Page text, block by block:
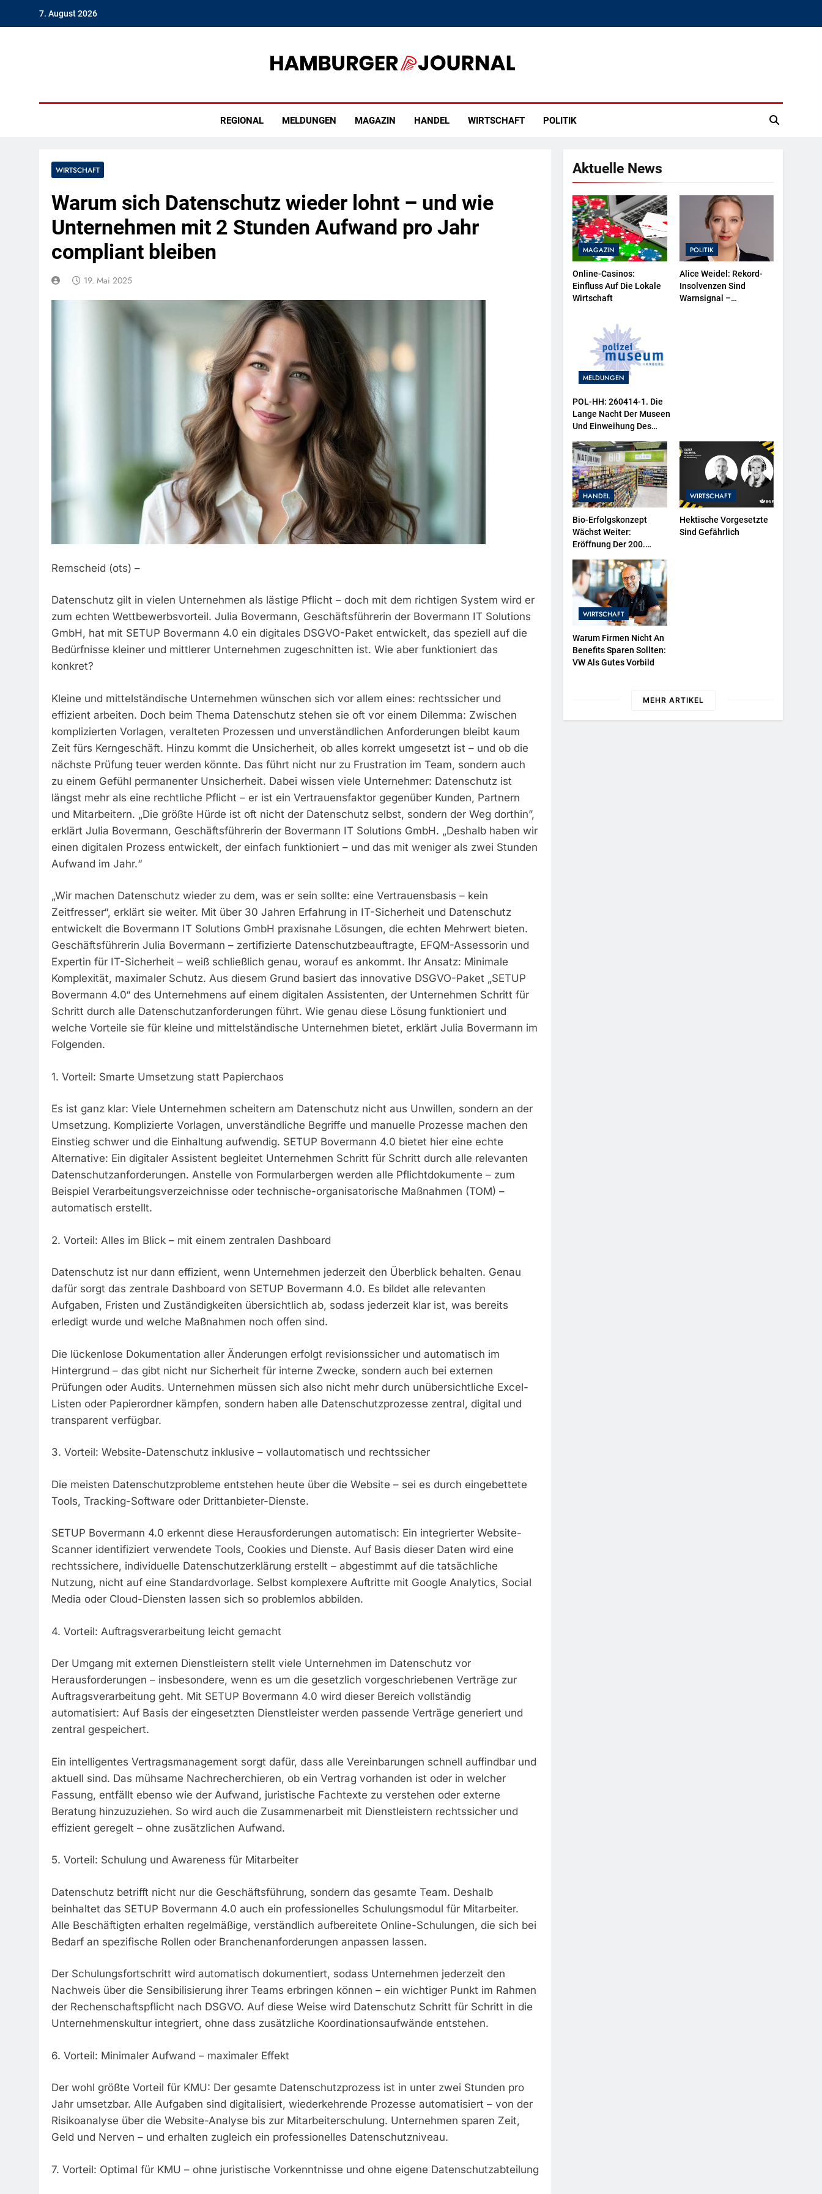
7. August 2026
REGIONAL MELDUNGEN MAGAZIN HANDEL WIRTSCHAFT POLITIK
WIRTSCHAFT
Warum sich Datenschutz wieder lohnt – und wie
Unternehmen mit 2 Stunden Aufwand pro Jahr
compliant bleiben
19. Mai 2025
Remscheid (ots) –
Datenschutz gilt in vielen Unternehmen als lästige Pflicht – doch mit dem richtigen System wird er
zum echten Wettbewerbsvorteil. Julia Bovermann, Geschäftsführerin der Bovermann IT Solutions
GmbH, hat mit SETUP Bovermann 4.0 ein digitales DSGVO-Paket entwickelt, das speziell auf die
Bedürfnisse kleiner und mittlerer Unternehmen zugeschnitten ist. Wie aber funktioniert das
konkret?
Kleine und mittelständische Unternehmen wünschen sich vor allem eines: rechtssicher und
effizient arbeiten. Doch beim Thema Datenschutz stehen sie oft vor einem Dilemma: Zwischen
komplizierten Vorlagen, veralteten Prozessen und unverständlichen Anforderungen bleibt kaum
Zeit fürs Kerngeschäft. Hinzu kommt die Unsicherheit, ob alles korrekt umgesetzt ist – und ob die
nächste Prüfung teuer werden könnte. Das führt nicht nur zu Frustration im Team, sondern auch
zu einem Gefühl permanenter Unsicherheit. Dabei wissen viele Unternehmer: Datenschutz ist
längst mehr als eine rechtliche Pflicht – er ist ein Vertrauensfaktor gegenüber Kunden, Partnern
und Mitarbeitern. „Die größte Hürde ist oft nicht der Datenschutz selbst, sondern der Weg dorthin”,
erklärt Julia Bovermann, Geschäftsführerin der Bovermann IT Solutions GmbH. „Deshalb haben wir
einen digitalen Prozess entwickelt, der einfach funktioniert – und das mit weniger als zwei Stunden
Aufwand im Jahr.“
„Wir machen Datenschutz wieder zu dem, was er sein sollte: eine Vertrauensbasis – kein
Zeitfresser“, erklärt sie weiter. Mit über 30 Jahren Erfahrung in IT-Sicherheit und Datenschutz
entwickelt die Bovermann IT Solutions GmbH praxisnahe Lösungen, die echten Mehrwert bieten.
Geschäftsführerin Julia Bovermann – zertifizierte Datenschutzbeauftragte, EFQM-Assessorin und
Expertin für IT-Sicherheit – weiß schließlich genau, worauf es ankommt. Ihr Ansatz: Minimale
Komplexität, maximaler Schutz. Aus diesem Grund basiert das innovative DSGVO-Paket „SETUP
Bovermann 4.0“ des Unternehmens auf einem digitalen Assistenten, der Unternehmen Schritt für
Schritt durch alle Datenschutzanforderungen führt. Wie genau diese Lösung funktioniert und
welche Vorteile sie für kleine und mittelständische Unternehmen bietet, erklärt Julia Bovermann im
Folgenden.
1. Vorteil: Smarte Umsetzung statt Papierchaos
Es ist ganz klar: Viele Unternehmen scheitern am Datenschutz nicht aus Unwillen, sondern an der
Umsetzung. Komplizierte Vorlagen, unverständliche Begriffe und manuelle Prozesse machen den
Einstieg schwer und die Einhaltung aufwendig. SETUP Bovermann 4.0 bietet hier eine echte
Alternative: Ein digitaler Assistent begleitet Unternehmen Schritt für Schritt durch alle relevanten
Datenschutzanforderungen. Anstelle von Formularbergen werden alle Pflichtdokumente – zum
Beispiel Verarbeitungsverzeichnisse oder technische-organisatorische Maßnahmen (TOM) –
automatisch erstellt.
2. Vorteil: Alles im Blick – mit einem zentralen Dashboard
Datenschutz ist nur dann effizient, wenn Unternehmen jederzeit den Überblick behalten. Genau
dafür sorgt das zentrale Dashboard von SETUP Bovermann 4.0. Es bildet alle relevanten
Aufgaben, Fristen und Zuständigkeiten übersichtlich ab, sodass jederzeit klar ist, was bereits
erledigt wurde und welche Maßnahmen noch offen sind.
Die lückenlose Dokumentation aller Änderungen erfolgt revisionssicher und automatisch im
Hintergrund – das gibt nicht nur Sicherheit für interne Zwecke, sondern auch bei externen
Prüfungen oder Audits. Unternehmen müssen sich also nicht mehr durch unübersichtliche Excel-
Listen oder Papierordner kämpfen, sondern haben alle Datenschutzprozesse zentral, digital und
transparent verfügbar.
3. Vorteil: Website-Datenschutz inklusive – vollautomatisch und rechtssicher
Die meisten Datenschutzprobleme entstehen heute über die Website – sei es durch eingebettete
Tools, Tracking-Software oder Drittanbieter-Dienste.
SETUP Bovermann 4.0 erkennt diese Herausforderungen automatisch: Ein integrierter Website-
Scanner identifiziert verwendete Tools, Cookies und Dienste. Auf Basis dieser Daten wird eine
rechtssichere, individuelle Datenschutzerklärung erstellt – abgestimmt auf die tatsächliche
Nutzung, nicht auf eine Standardvorlage. Selbst komplexere Auftritte mit Google Analytics, Social
Media oder Cloud-Diensten lassen sich so problemlos abbilden.
4. Vorteil: Auftragsverarbeitung leicht gemacht
Der Umgang mit externen Dienstleistern stellt viele Unternehmen im Datenschutz vor
Herausforderungen – insbesondere, wenn es um die gesetzlich vorgeschriebenen Verträge zur
Auftragsverarbeitung geht. Mit SETUP Bovermann 4.0 wird dieser Bereich vollständig
automatisiert: Auf Basis der eingesetzten Dienstleister werden passende Verträge generiert und
zentral gespeichert.
Ein intelligentes Vertragsmanagement sorgt dafür, dass alle Vereinbarungen schnell auffindbar und
aktuell sind. Das mühsame Nachrecherchieren, ob ein Vertrag vorhanden ist oder in welcher
Fassung, entfällt ebenso wie der Aufwand, juristische Fachtexte zu verstehen oder externe
Beratung hinzuzuziehen. So wird auch die Zusammenarbeit mit Dienstleistern rechtssicher und
effizient geregelt – ohne zusätzlichen Aufwand.
5. Vorteil: Schulung und Awareness für Mitarbeiter
Datenschutz betrifft nicht nur die Geschäftsführung, sondern das gesamte Team. Deshalb
beinhaltet das SETUP Bovermann 4.0 auch ein professionelles Schulungsmodul für Mitarbeiter.
Alle Beschäftigten erhalten regelmäßige, verständlich aufbereitete Online-Schulungen, die sich bei
Bedarf an spezifische Rollen oder Branchenanforderungen anpassen lassen.
Der Schulungsfortschritt wird automatisch dokumentiert, sodass Unternehmen jederzeit den
Nachweis über die Sensibilisierung ihrer Teams erbringen können – ein wichtiger Punkt im Rahmen
der Rechenschaftspflicht nach DSGVO. Auf diese Weise wird Datenschutz Schritt für Schritt in die
Unternehmenskultur integriert, ohne dass zusätzliche Koordinationsaufwände entstehen.
6. Vorteil: Minimaler Aufwand – maximaler Effekt
Der wohl größte Vorteil für KMU: Der gesamte Datenschutzprozess ist in unter zwei Stunden pro
Jahr umsetzbar. Alle Aufgaben sind digitalisiert, wiederkehrende Prozesse automatisiert – von der
Risikoanalyse über die Website-Analyse bis zur Mitarbeiterschulung. Unternehmen sparen Zeit,
Geld und Nerven – und erhalten zugleich ein professionelles Datenschutzniveau.
7. Vorteil: Optimal für KMU – ohne juristische Vorkenntnisse und ohne eigene Datenschutzabteilung
Aktuelle News
MAGAZIN
Online-Casinos:
Einfluss Auf Die Lokale
Wirtschaft
POLITIK
Alice Weidel: Rekord-
Insolvenzen Sind
Warnsignal –
MELDUNGEN
POL-HH: 260414-1. Die
Lange Nacht Der Museen
Und Einweihung Des
Sowie Neuer
Ausstellungsbereiche Im
Polizeimuseum Hamburg
HANDEL
Bio-Erfolgskonzept
Wächst Weiter:
Eröffnung Der 200.
EDEKA
WIRTSCHAFT
Hektische Vorgesetzte
Sind Gefährlich
WIRTSCHAFT
Warum Firmen Nicht An
Benefits Sparen Sollten:
VW Als Gutes Vorbild
MEHR ARTIKEL